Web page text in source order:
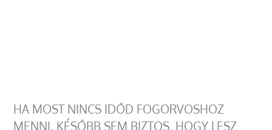
HA MOST NINCS IDŐD FOGORVOSHOZ
MENNI, KÉSŐBB SEM BIZTOS, HOGY LESZ